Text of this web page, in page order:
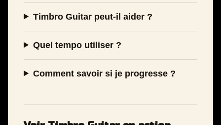
Timbro Guitar peut-il aider ?
Quel tempo utiliser ?
Comment savoir si je progresse ?